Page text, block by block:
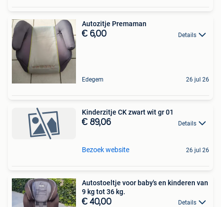
Autozitje Premaman
€ 6,00 Details
Edegem 26 jul 26
Kinderzitje CK zwart wit gr 01
€ 89,06 Details
Bezoek website 26 jul 26
Autostoeltje voor baby's en kinderen van
9 kg tot 36 kg.
€ 40,00 Details